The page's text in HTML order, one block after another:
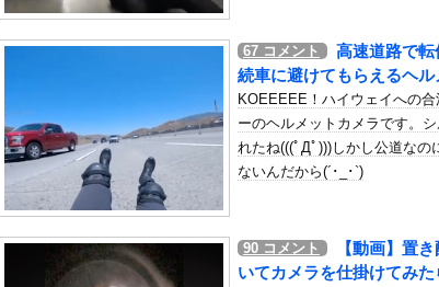
５大、肉食じゃないけど凶暴な動物「カバ」「アフリカゾウ」「バッファ
ロッテ坂本、限界突破ｗｗｗｗｗｗｗｗｗｗｗｗｗ
【動画】逃げる判断はやっ！埼玉でスマホ運転のプリウスに当て逃げされ
【動画】うそでしょー！藤沢市で撮影された予測可能割合が気になる事故
【朗報】後藤真希 「無毛女性器生チラ＆乳の首ポロリ」計画
【動画】サッカーの試合中の落雷で選手1人が死亡、12人が負傷した事故。
【にじさんじ】 笹木「本日から1週間ほど里に帰省してくるやよ～。久々
【J1第1節 横浜FM×鹿島】 鹿島が劇的すぎる逆転勝利で国立での開幕戦制
【悲報】阪神ドリスの大爆笑wwwwww
67 コメント
高速道路で
続車に避けてもらえるヘル
KOEEEEE！ハイウェイへの
ーのヘルメットカメラです。
れたね(((ﾟДﾟ)))しかし公道なの
ないんだから(´･_･`)
90 コメント
【動画】置
いてカメラを仕掛けてみた